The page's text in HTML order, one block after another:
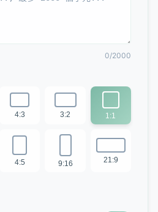
0/2000
4:3 3:2 1:1
4:5 9:16 21:9